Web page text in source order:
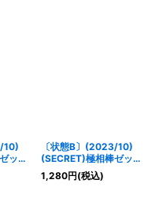
10)
ッタ
》
〔状態B〕(2023/10)
(SECRET)極相棒ゼッタ
ー【契約X-SEC】
{BS65-CX04}《緑》
1,280円(税込)